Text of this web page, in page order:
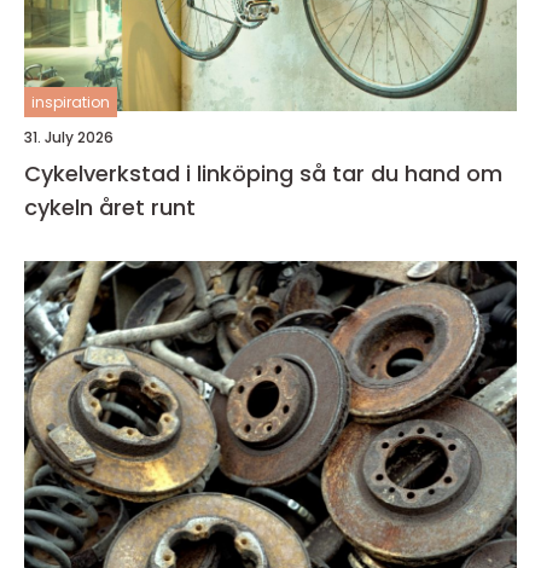
inspiration
31. July 2026
Cykelverkstad i linköping så tar du hand om
cykeln året runt